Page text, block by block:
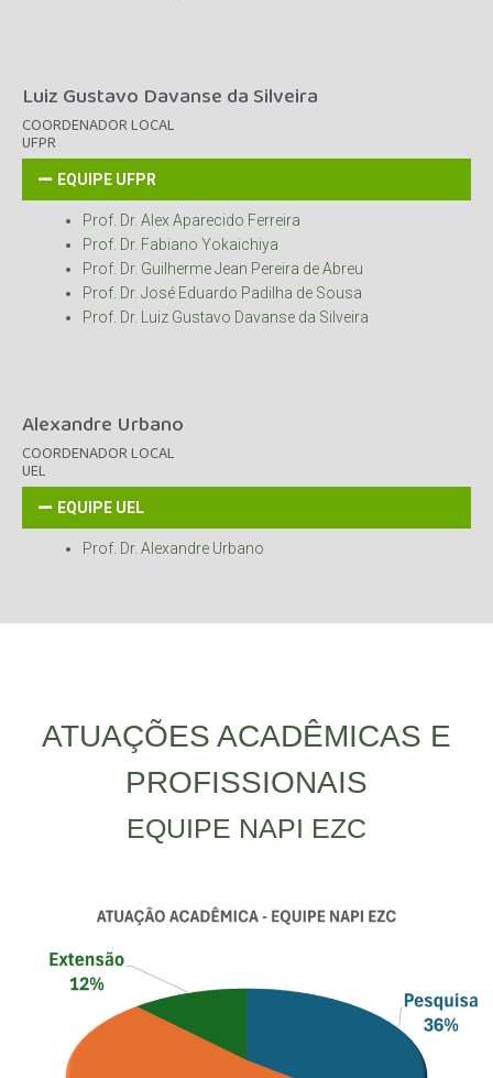
Luiz Gustavo Davanse da Silveira
COORDENADOR LOCAL
UFPR
EQUIPE UFPR
Prof. Dr. Alex Aparecido Ferreira
Prof. Dr. Fabiano Yokaichiya
Prof. Dr. Guilherme Jean Pereira de Abreu
Prof. Dr. José Eduardo Padilha de Sousa
Prof. Dr. Luiz Gustavo Davanse da Silveira
Alexandre Urbano
COORDENADOR LOCAL
UEL
EQUIPE UEL
Prof. Dr. Alexandre Urbano
ATUAÇÕES ACADÊMICAS E
PROFISSIONAIS
EQUIPE NAPI EZC